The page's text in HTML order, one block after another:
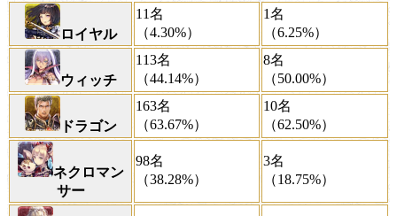
ロイヤル
11名
（4.30%）
1名
（6.25%）
ウィッチ
113名
（44.14%）
8名
（50.00%）
ドラゴン
163名
（63.67%）
10名
（62.50%）
ネクロマン
サー
98名
（38.28%）
3名
（18.75%）